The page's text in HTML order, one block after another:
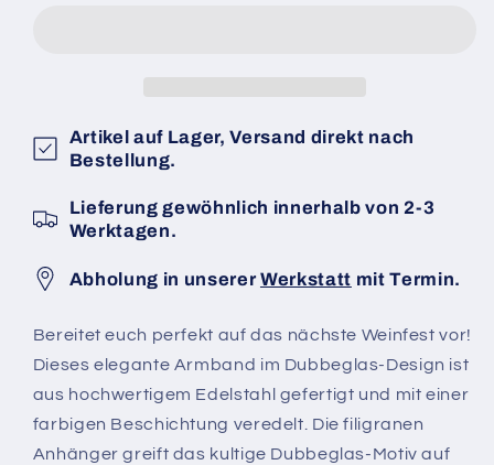
Artikel auf Lager, Versand direkt nach
Bestellung.
Lieferung gewöhnlich innerhalb von 2-3
Werktagen.
Abholung in unsererWerkstatt mit Termin.
Bereitet euch perfekt auf das nächste Weinfest vor!
Dieses elegante Armband im Dubbeglas-Design ist
aus hochwertigem Edelstahl gefertigt und mit einer
farbigen Beschichtung veredelt. Die filigranen
Anhänger greift das kultige Dubbeglas-Motiv auf